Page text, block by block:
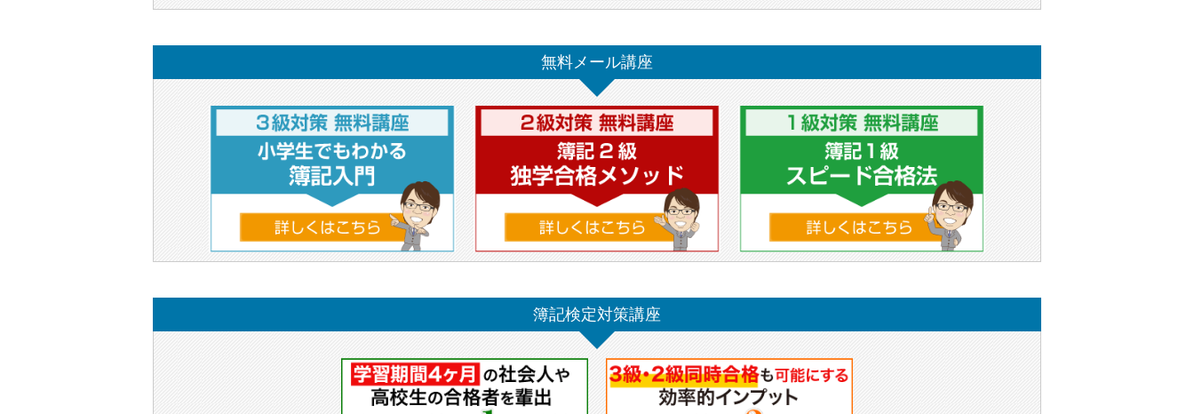
無料メール講座
簿記検定対策講座